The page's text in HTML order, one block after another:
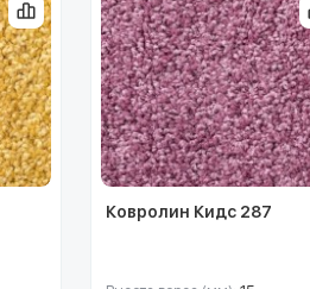
Ковролин Кидс 287